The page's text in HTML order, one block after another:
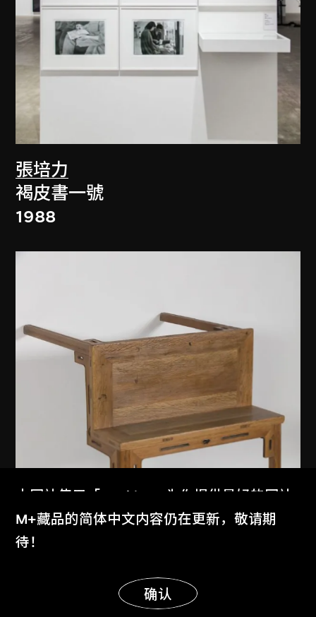
張培力
褐皮書一號
1988
本网站使用「Cookies」为你提供最好的网站
体验。
了解更多
明白
M+藏品的简体中文内容仍在更新，敬请期
待！
确认
显示更多